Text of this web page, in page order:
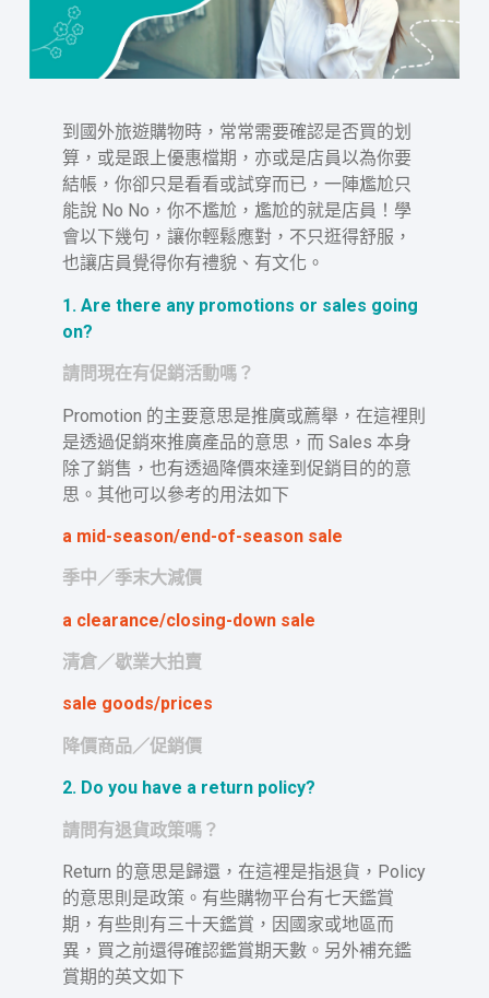
到國外旅遊購物時，常常需要確認是否買的划
算，或是跟上優惠檔期，亦或是店員以為你要
結帳，你卻只是看看或試穿而已，一陣尷尬只
能說 No No，你不尷尬，尷尬的就是店員！學
會以下幾句，讓你輕鬆應對，不只逛得舒服，
也讓店員覺得你有禮貌、有文化。
1. Are there any promotions or sales going
on?
請問現在有促銷活動嗎？
Promotion 的主要意思是推廣或薦舉，在這裡則
是透過促銷來推廣產品的意思，而 Sales 本身
除了銷售，也有透過降價來達到促銷目的的意
思。其他可以參考的用法如下
a mid-season/end-of-season sale
季中／季末大減價
a clearance/closing-down sale
清倉／歇業大拍賣
sale goods/prices
降價商品／促銷價
2. Do you have a return policy?
請問有退貨政策嗎？
Return 的意思是歸還，在這裡是指退貨，Policy
的意思則是政策。有些購物平台有七天鑑賞
期，有些則有三十天鑑賞，因國家或地區而
異，買之前還得確認鑑賞期天數。另外補充鑑
賞期的英文如下